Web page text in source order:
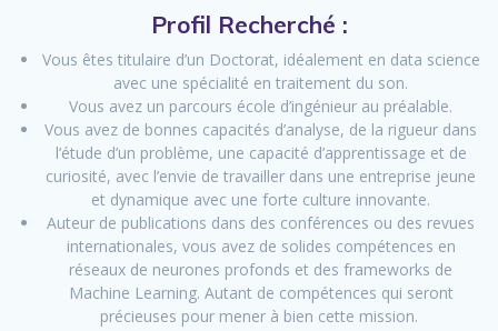
Profil Recherché :
Vous êtes titulaire d’un Doctorat, idéalement en data science
avec une spécialité en traitement du son.
Vous avez un parcours école d’ingénieur au préalable.
Vous avez de bonnes capacités d’analyse, de la rigueur dans
l’étude d’un problème, une capacité d’apprentissage et de
curiosité, avec l’envie de travailler dans une entreprise jeune
et dynamique avec une forte culture innovante.
Auteur de publications dans des conférences ou des revues
internationales, vous avez de solides compétences en
réseaux de neurones profonds et des frameworks de
Machine Learning. Autant de compétences qui seront
précieuses pour mener à bien cette mission.